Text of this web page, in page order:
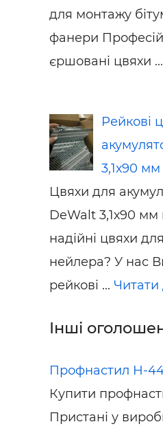
для монтажу
фанери
єршовані цвяхи ...
Рейкові
3,1х90 мм
Цвяхи для
DeWalt 3,1х90 мм
надійні цвяхи
нейлера? У нас
рейкові ... Читати
Інші
Профнастил Н-
Купити
Пристані у